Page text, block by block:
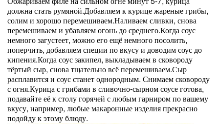
должна стать румяной.Добавляем к курице жареные грибы,
солим и хорошо перемешиваем.Наливаем сливки, снова
перемешиваем и убавляем огонь до среднего.Когда соус
немного загустеет, можно его ещё немного посолить,
поперчить, добавляем специи по вкусу и доводим соус до
кипения.Когда соус закипел, выкладываем в сковороду
тёртый сыр, снова тщательно всё перемешиваем.Сыр
расплавится и соус станет однородным. Снимаем сковороду
с огня.Курица с грибами в сливочно-сырном соусе готова,
подавайте её к столу горячей с любым гарниром по вашему
вкусу, например, любые макаронные изделия прекрасно
подойду к этому блюду.